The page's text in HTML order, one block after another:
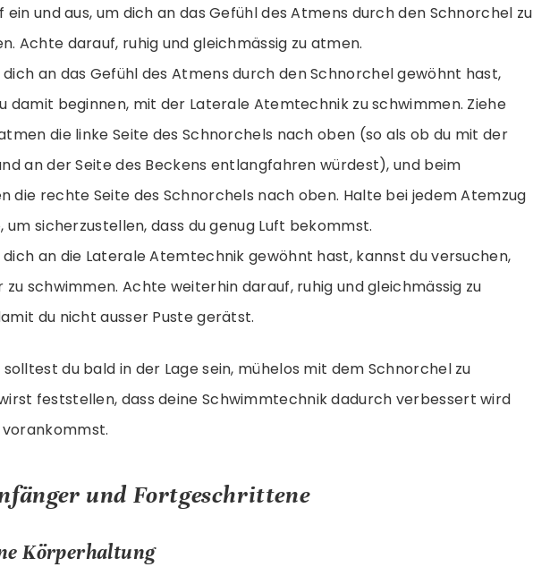
und aus, um dich an das Gefühl des Atmens durch den Schnorchel zu
Achte darauf, ruhig und gleichmässig zu atmen.
dich an das Gefühl des Atmens durch den Schnorchel gewöhnt hast,
damit beginnen, mit der Laterale Atemtechnik zu schwimmen. Ziehe
die linke Seite des Schnorchels nach oben (so als ob du mit der
an der Seite des Beckens entlangfahren würdest), und beim
die rechte Seite des Schnorchels nach oben. Halte bei jedem Atemzug
um sicherzustellen, dass du genug Luft bekommst.
dich an die Laterale Atemtechnik gewöhnt hast, kannst du versuchen,
zu schwimmen. Achte weiterhin darauf, ruhig und gleichmässig zu
du nicht ausser Puste gerätst.
du bald in der Lage sein, mühelos mit dem Schnorchel zu
feststellen, dass deine Schwimmtechnik dadurch verbessert wird
und Fortgeschrittene
Körperhaltung